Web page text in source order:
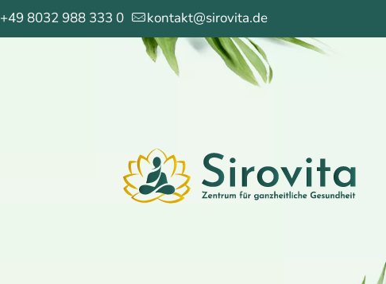
+49 8032 988 333 0 kontakt@sirovita.de